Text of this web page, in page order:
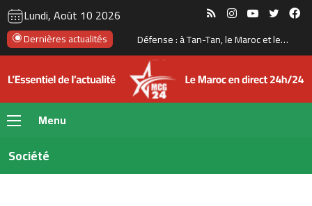
Lundi, Août 10 2026 RSS InstagramYouTube
Dernières actualités Défense : à Tan-Tan, le Maroc et les États-Unis franchissent un nouveau cap avec un premier tir réel
Menu
Société